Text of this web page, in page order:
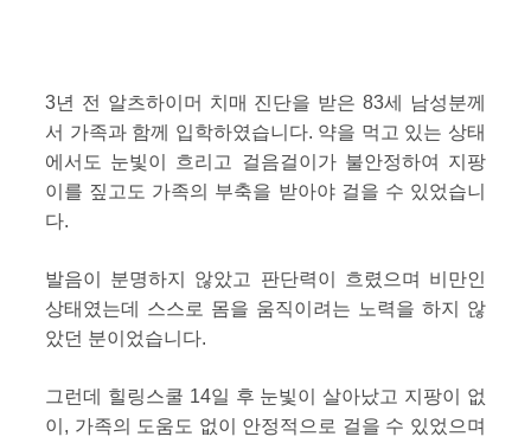
3년 전 알츠하이머 치매 진단을 받은 83세 남성분께
서 가족과 함께 입학하였습니다. 약을 먹고 있는 상태
에서도 눈빛이 흐리고 걸음걸이가 불안정하여 지팡
이를 짚고도 가족의 부축을 받아야 걸을 수 있었습니
다.
발음이 분명하지 않았고 판단력이 흐렸으며 비만인
상태였는데 스스로 몸을 움직이려는 노력을 하지 않
았던 분이었습니다.
그런데 힐링스쿨 14일 후 눈빛이 살아났고 지팡이 없
이, 가족의 도움도 없이 안정적으로 걸을 수 있었으며